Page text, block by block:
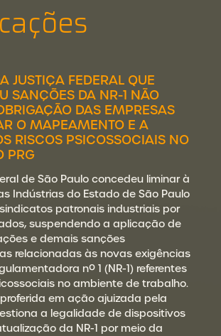
JUSTIÇA FEDERAL QUE
SANÇÕES DA NR-1 NÃO
DAS EMPRESAS
O MAPEAMENTO E A
RISCOS PSICOSSOCIAIS NO
PRG
de São Paulo concedeu liminar à
Indústrias do Estado de São Paulo
patronais industriais por
suspendendo a aplicação de
e demais sanções
relacionadas às novas exigências
nº 1 (NR-1) referentes
no ambiente de trabalho.
em ação ajuizada pela
a legalidade de dispositivos
da NR-1 por meio da